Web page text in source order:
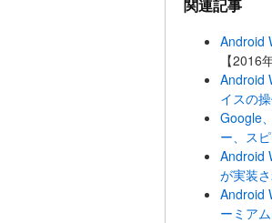
関連記事
Android
【2016
Android
イスの
Google
ー、ス
Android
が実装
Android
ーミア